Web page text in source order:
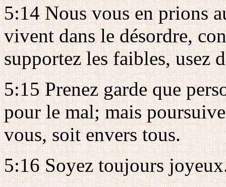
5:14 Nous vous en prions
vivent dans le désordre,
supportez les faibles, usez
5:15 Prenez garde que
pour le mal; mais
vous, soit envers tous.
5:16 Soyez toujours